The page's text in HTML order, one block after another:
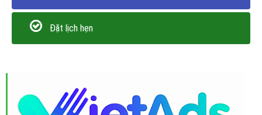
Đặt lịch hẹn